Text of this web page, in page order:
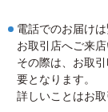
電話でのお届け
お取引店へご来
その際は、お取
要となります。
詳しいことはお